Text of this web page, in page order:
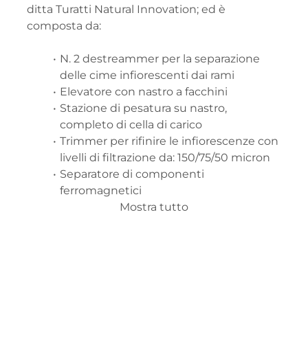
ditta Turatti Natural Innovation; ed è
composta da:
N. 2 destreammer per la separazione
delle cime infiorescenti dai rami
Elevatore con nastro a facchini
Stazione di pesatura su nastro,
completo di cella di carico
Trimmer per rifinire le infiorescenze con
livelli di filtrazione da: 150/75/50 micron
Separatore di componenti
ferromagnetici
Silo di raccolta materiale di scarto con
Mostra tutto